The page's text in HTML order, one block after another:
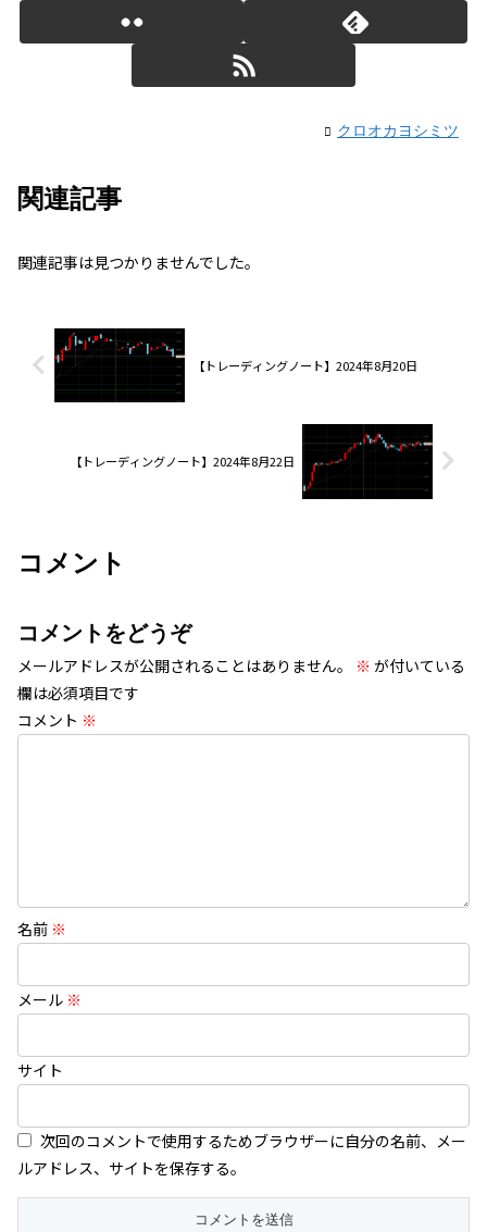
クロオカヨシミツ
関連記事
関連記事は見つかりませんでした。
【トレーディングノート】2024年8月20日
【トレーディングノート】2024年8月22日
コメント
コメントをどうぞ
メールアドレスが公開されることはありません。 ※ が付いている
欄は必須項目です
コメント ※
名前 ※
メール ※
サイト
次回のコメントで使用するためブラウザーに自分の名前、メー
ルアドレス、サイトを保存する。